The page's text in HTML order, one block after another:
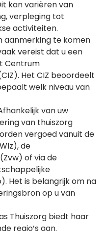
kan variëren van
verpleging tot
activiteiten.
aanmerking te komen
vereist dat u een
Centrum
Het CIZ beoordeelt
welk niveau van
van uw
van thuiszorg
vergoed vanuit de
de
of via de
Het is belangrijk om na
op u van
Thuiszorg biedt haar
regio’s aan.